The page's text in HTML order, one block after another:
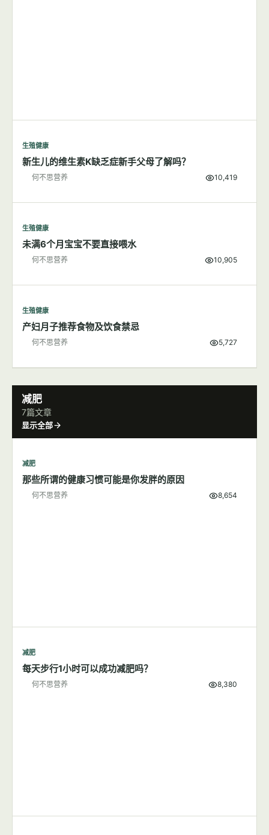
生殖健康
新生儿的维生素K缺乏症新手父母了解吗？
何不思营养 10,419
生殖健康
未满6个月宝宝不要直接喂水
何不思营养 10,905
生殖健康
产妇月子推荐食物及饮食禁忌
何不思营养 5,727
减肥
7篇文章
显示全部
减肥
那些所谓的健康习惯可能是你发胖的原因
何不思营养 8,654
减肥
每天步行1小时可以成功减肥吗？
何不思营养 8,380